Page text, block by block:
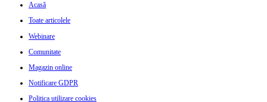
Acasă
Toate articolele
Webinare
Comunitate
Magazin online
Notificare GDPR
Politica utilizare cookies